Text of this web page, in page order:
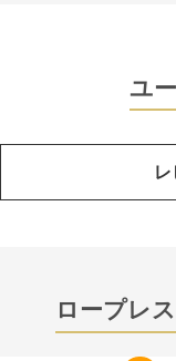
ユ
レ
ロープレ